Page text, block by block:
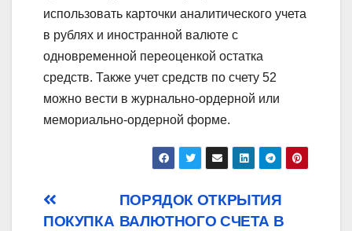
использовать карточки аналитического учета
в рублях и иностранной валюте с
одновременной переоценкой остатка
средств. Также учет средств по счету 52
можно вести в журнально-ордерной или
мемориально-ордерной форме.
Post
ПОРЯДОК ОТКРЫТИЯ
ВАЛЮТНОГО СЧЕТА В
ПОКУПКА